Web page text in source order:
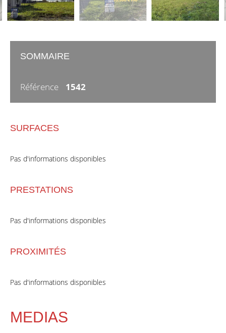
SOMMAIRE
Référence 1542
SURFACES
Pas d'informations disponibles
PRESTATIONS
Pas d'informations disponibles
PROXIMITÉS
Pas d'informations disponibles
MEDIAS